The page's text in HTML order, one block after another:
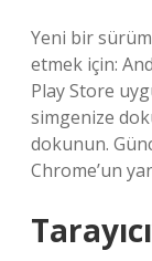
Yeni bir
etmek için:
Play Store
simgenize
dokunun.
Chrome’un